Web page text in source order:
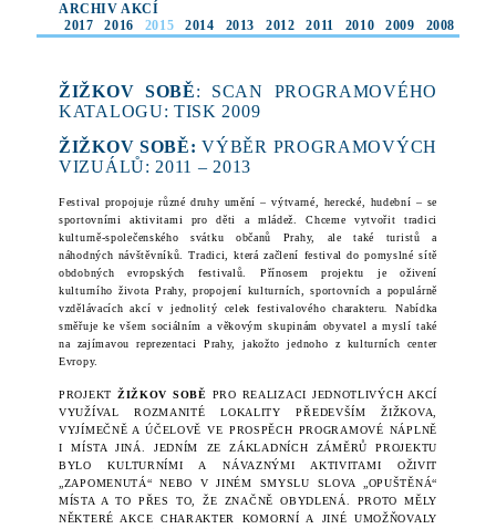
ARCHIV AKCÍ
2017
2016 2015 2014 2013 2012 2011 2010 2009 2008
ŽIŽKOV SOBĚ: SCAN PROGRAMOVÉHO
KATALOGU: TISK 2009
ŽIŽKOV SOBĚ: VÝBĚR PROGRAMOVÝCH
VIZUÁLŮ: 2011 – 2013
Festival propojuje různé druhy umění – výtvarné, herecké, hudební – se
sportovními aktivitami pro děti a mládež. Chceme vytvořit tradici
kulturně-společenského svátku občanů Prahy, ale také turistů a
náhodných návštěvníků. Tradici, která začlení festival do pomyslné sítě
obdobných evropských festivalů. Přínosem projektu je oživení
kulturního života Prahy, propojení kulturních, sportovních a populárně
vzdělávacích akcí v jednolitý celek festivalového charakteru .Nabídka
směřuje ke všem sociálním a věkovým skupinám obyvatel a myslí také
na zajímavou reprezentaci Prahy, jakožto jednoho z kulturních center
Evropy.
PROJEKT ŽIŽKOV SOBĚ PRO REALIZACI JEDNOTLIVÝCH AKCÍ
VYUŽÍVAL ROZMANITÉ LOKALITY PŘEDEVŠÍM ŽIŽKOVA,
VYJÍMEČNĚ A ÚČELOVĚ VE PROSPĚCH PROGRAMOVÉ NÁPLNĚ
I MÍSTA JINÁ. JEDNÍM ZE ZÁKLADNÍCH ZÁMĚRŮ PROJEKTU
BYLO KULTURNÍMI A NÁVAZNÝMI AKTIVITAMI OŽIVIT
„ZAPOMENUTÁ“ NEBO V JINÉM SMYSLU SLOVA „OPUŠTĚNÁ“
MÍSTA A TO PŘES TO, ŽE ZNAČNĚ OBYDLENÁ. PROTO MĚLY
NĚKTERÉ AKCE CHARAKTER KOMORNÍ A JINÉ UMOŽŇOVALY